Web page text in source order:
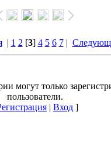
| 1 2 [3] 4 5 6 7|
могут только
пользователи.
| Вход ]